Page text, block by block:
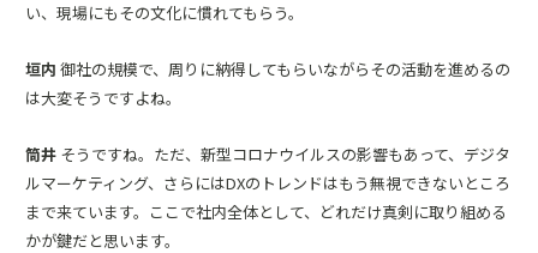
い、現場にもその文化に慣れてもらう。
垣内 御社の規模で、周りに納得してもらいながらその活動を進めるの
は大変そうですよね。
筒井 そうですね。ただ、新型コロナウイルスの影響もあって、デジタ
ルマーケティング、さらにはDXのトレンドはもう無視できないところ
まで来ています。ここで社内全体として、どれだけ真剣に取り組める
かが鍵だと思います。